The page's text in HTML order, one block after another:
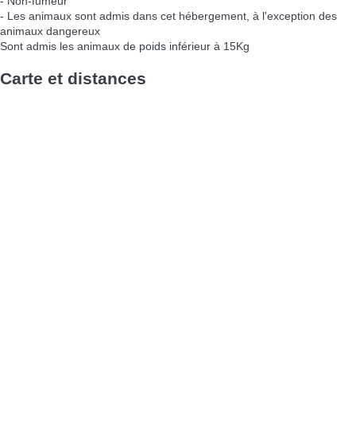
- Les animaux sont admis dans cet hébergement, à l'exception des
animaux dangereux
Sont admis les animaux de poids inférieur à 15Kg
Carte et distances